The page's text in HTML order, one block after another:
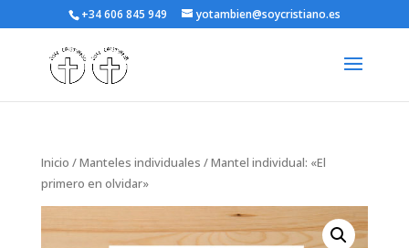
+34 606 845 949 yotambien@soycristiano.es
Inicio /Manteles individuales / Mantel individual: «El
primero en olvidar»